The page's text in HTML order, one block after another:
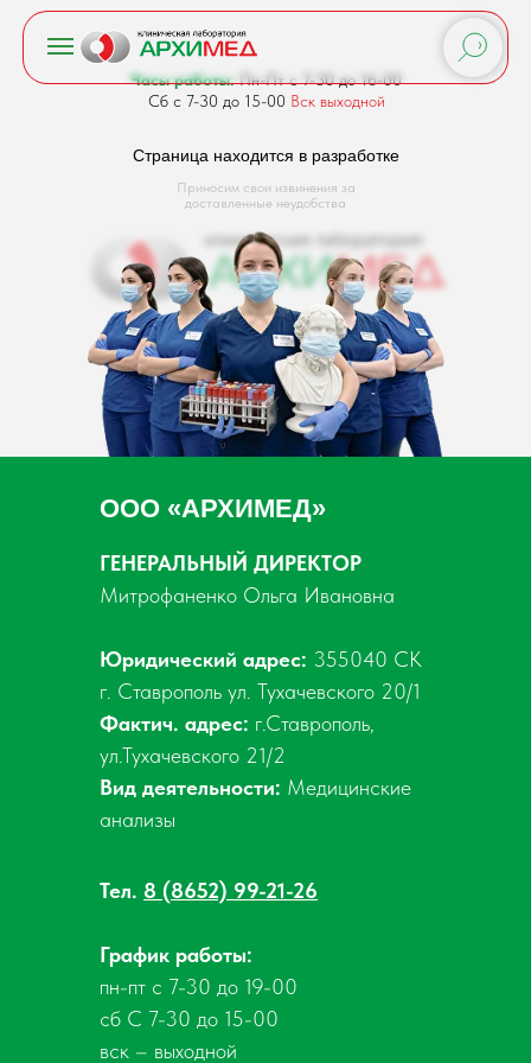
Часы работы:Пн-Пт с 7-30 до 16-00
Сб с 7-30 до 15-00 Вск выходной
Страница находится в разработке
Приносим свои извинения за
доставленные неудобства
ГЕНЕРАЛЬНЫЙ ДИРЕКТОР
Митрофаненко Ольга Ивановна
Юридический адрес: 355040 СК
г. Ставрополь ул. Тухачевского 20/1
Фактич. адрес: г.Ставрополь,
ул.Тухачевского 21/2
Вид деятельности: Медицинские
анализы
Тел. 8 (8652) 99-21-26
График работы:
пн-пт с 7-30 до 19-00
сб С 7-30 до 15-00
вск – выходной
ООО «АРХИМЕД»